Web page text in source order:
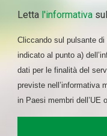
Letta l'informativasul
Cliccando sul pulsante
indicato al punto a)
dati per le finalità del
previste nell’informativa
in Paesi membri dell’UE